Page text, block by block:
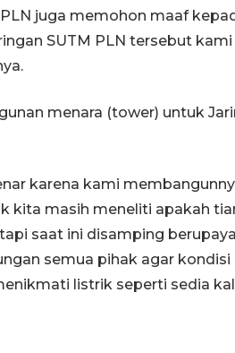
juga memohon maaf
SUTM PLN tersebut
menara (tower) untuk
karena kami
kita masih meneliti apakah
saat ini disamping
semua pihak agar kondisi
listrik seperti sedia
20 September 2025 12:14